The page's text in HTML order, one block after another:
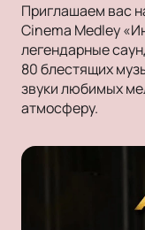
Приглашаем вас
Cinema Medley
легендарные
80 блестящих
звуки любимых
атмосферу.